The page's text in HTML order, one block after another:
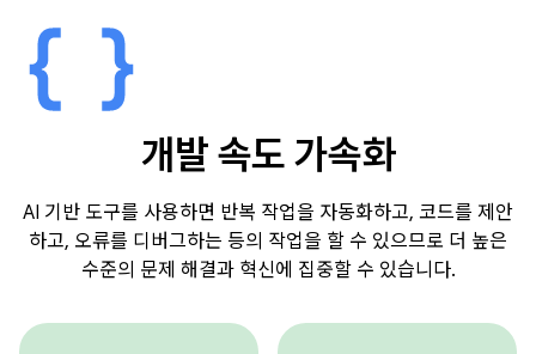
개발 속도 가속화
AI 기반 도구를 사용하면 반복 작업을 자동화하고, 코드를 제안
하고, 오류를 디버그하는 등의 작업을 할 수 있으므로 더 높은
수준의 문제 해결과 혁신에 집중할 수 있습니다.